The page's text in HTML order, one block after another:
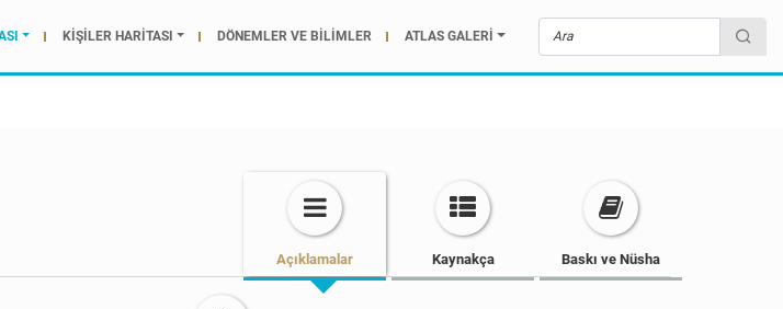
KİŞİLER HARİTASI DÖNEMLER VE BİLİMLER ATLAS GALERİ
Açıklamalar Kaynakça Baskı ve Nüsha